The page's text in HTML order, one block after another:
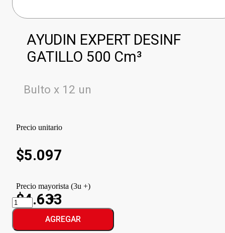
AYUDIN EXPERT DESINF
GATILLO 500 Cm³
Bulto x 12 un
Precio unitario
$5.097
Precio mayorista (3u +)
$4.633
AYUDIN
EXPERT
DESINF
GATILLOAGREGAR